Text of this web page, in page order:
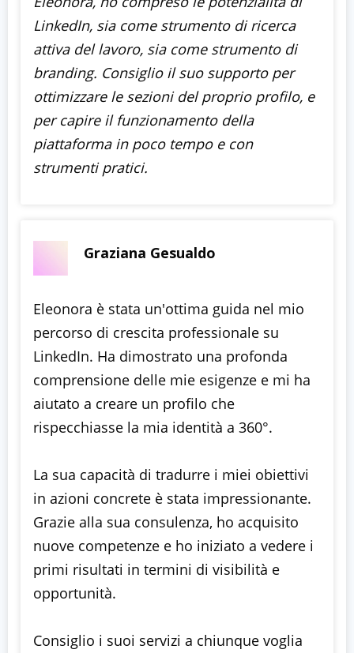
LinkedIn, sia come strumento di ricerca
attiva del lavoro, sia come strumento di
branding. Consiglio il suo supporto per
ottimizzare le sezioni del proprio profilo, e
per capire il funzionamento della
piattaforma in poco tempo e con
strumenti pratici.
Graziana Gesualdo
Eleonora è stata un'ottima guida nel mio
percorso di crescita professionale su
LinkedIn. Ha dimostrato una profonda
comprensione delle mie esigenze e mi ha
aiutato a creare un profilo che
rispecchiasse la mia identità a 360°.
La sua capacità di tradurre i miei obiettivi
in azioni concrete è stata impressionante.
Grazie alla sua consulenza, ho acquisito
nuove competenze e ho iniziato a vedere i
primi risultati in termini di visibilità e
opportunità.
Consiglio i suoi servizi a chiunque voglia